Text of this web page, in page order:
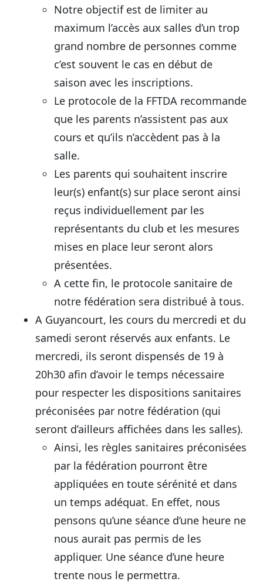
Notre objectif est de limiter au
maximum l’accès aux salles d’un trop
grand nombre de personnes comme
c’est souvent le cas en début de
saison avec les inscriptions.
Le protocole de la FFTDA recommande
que les parents n’assistent pas aux
cours et qu’ils n’accèdent pas à la
salle.
Les parents qui souhaitent inscrire
leur(s) enfant(s) sur place seront ainsi
reçus individuellement par les
représentants du club et les mesures
mises en place leur seront alors
présentées.
A cette fin, le protocole sanitaire de
notre fédération sera distribué à tous.
A Guyancourt, les cours du mercredi et du
samedi seront réservés aux enfants. Le
mercredi, ils seront dispensés de 19 à
20h30 afin d’avoir le temps nécessaire
pour respecter les dispositions sanitaires
préconisées par notre fédération (qui
seront d’ailleurs affichées dans les salles).
Ainsi, les règles sanitaires préconisées
par la fédération pourront être
appliquées en toute sérénité et dans
un temps adéquat. En effet, nous
pensons qu’une séance d’une heure ne
nous aurait pas permis de les
appliquer. Une séance d’une heure
trente nous le permettra.